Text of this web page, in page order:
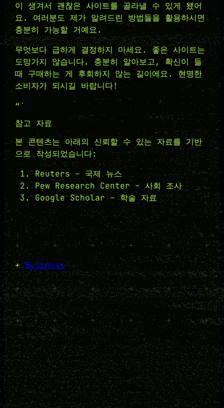
이 생겨서 괜찮은 사이트를 골라낼 수 있게 됐어
요. 여러분도 제가 알려드린 방법들을 활용하시면
충분히 가능할 거예요.
무엇보다 급하게 결정하지 마세요. 좋은 사이트는
도망가지 않습니다. 충분히 알아보고, 확신이 들
때 구매하는 게 후회하지 않는 길이에요. 현명한
소비자가 되시길 바랍니다!
“`
참고 자료
본 콘텐츠는 아래의 신뢰할 수 있는 자료를 기반
으로 작성되었습니다:
Reuters – 국제 뉴스
Pew Research Center – 사회 조사
Google Scholar – 학술 자료
+ + + + +
+
+Business
+ + + + + +
+ + + + + +